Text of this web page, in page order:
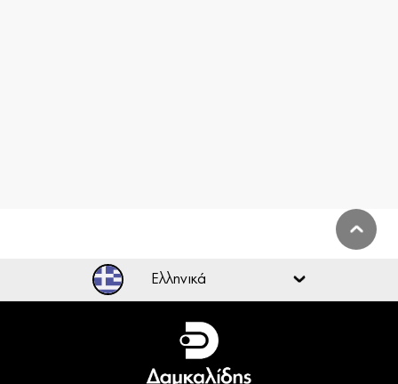
Ελληνικά
Ελληνικά
English